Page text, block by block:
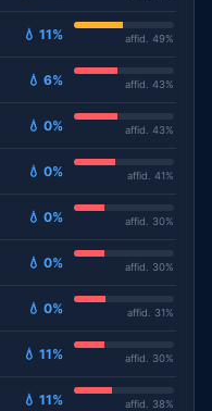
💧 11% affid. 49%
💧 6% affid. 43%
💧 0% affid. 43%
💧 0% affid. 41%
💧 0% affid. 30%
💧 0% affid. 30%
💧 0% affid. 31%
💧 11% affid. 30%
💧 11% affid. 38%